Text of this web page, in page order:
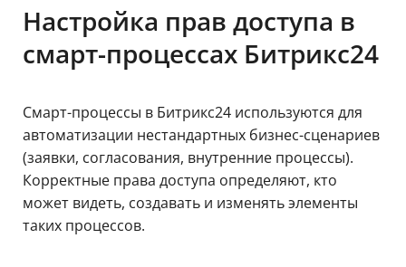
Настройка прав доступа в
смарт-процессах Битрикс24
Смарт-процессы в Битрикс24 используются для
автоматизации нестандартных бизнес-сценариев
(заявки, согласования, внутренние процессы).
Корректные права доступа определяют, кто
может видеть, создавать и изменять элементы
таких процессов.